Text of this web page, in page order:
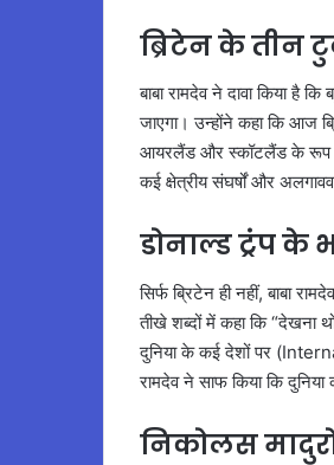
ब्रिटेन के तीन
बाबा रामदेव ने दावा किया
जाएगा। उन्होंने कहा कि
आयरलैंड और स्कॉटलैंड के रूप में
कई क्षेत्रीय संघर्षों और
डोनाल्ड ट्रंप के
सिर्फ ब्रिटेन ही नहीं, बाबा
तीखे शब्दों में कहा कि “देखना
दुनिया के कई देशों पर
रामदेव ने साफ किया कि
निकोलस